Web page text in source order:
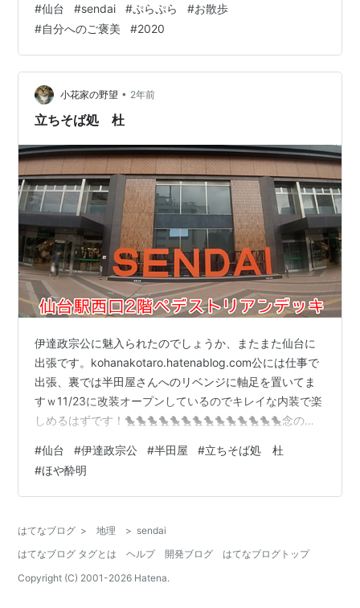
ナで「旅」とはいかなくなりましたので、旅に代わるご
褒美はと考えたところ、せっかく仙台にいるのですから
仙台の街をぷらぷらしようとなりました。 気になったも
のを見つけると、ブログに書こうと写真を撮るのです
が、その場ではぶわーっと広がったブログネタが、いざ
書こうとなるとしぼんでしまったり、何を書こうと思
#仙台 #sendai #ぷらぷら #お散歩
#自分へのご褒美 #2020
小花家の野望 • 2年前
立ちそば処 杜
伊達政宗公に魅入られたのでしょうか、またまた仙台に
出張です。kohanakotaro.hatenablog.com公には仕事で
出張、裏では半田屋さんへのリベンジに軸足を置いてま
すｗ11/23に改装オープンしているのでキレイな内装で楽
しめるはずです！🐤🐤🐤🐤🐤🐤🐤🐤🐤🐤🐤🐤🐤🐤念のた
ステンドグラス前はデートの待ち合わせっぽくて恥ずか
しいのでSENDAI前で。 うわっ寒むー、北風に負けそう…
打ち合わせまで十分時間がありますよ。ではでは東口へ
構内を通ってと、あれっ何かお出汁の良い香り…半田屋
さんの口…
#仙台 #伊達政宗公 #半田屋 #立ちそば処 杜
#ほや酔明
はてなブログ > 地理 > sendai
はてなブログ タグとは
ヘルプ 開発ブログ
はてなブログトップ
Copyright (C) 2001-2026 Hatena.